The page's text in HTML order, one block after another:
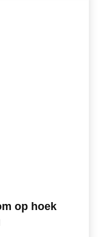
op hoek